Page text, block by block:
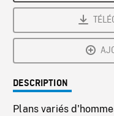
DESCRIPTION
Plans variés